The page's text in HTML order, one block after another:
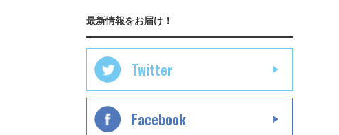
最新情報をお届け！
Twitter
Facebook